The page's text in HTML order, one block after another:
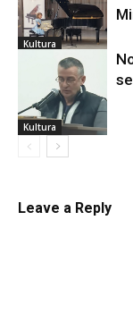
Kultura
Kultura
Leave a Reply